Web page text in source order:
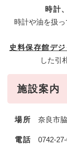
時計
時計や油を扱
史料保存館デ
した引
施設案内
​場所 奈良市
電話 0742-27-